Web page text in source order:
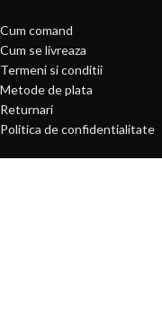
Cum comand
Cum se livreaza
Termeni si conditii
Metode de plata
Returnari
Politica de confidentialitate